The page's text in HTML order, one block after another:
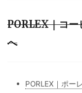
PORLEX｜コー
へ
PORLEX｜ポー